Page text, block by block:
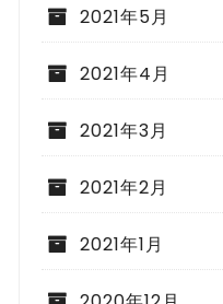
2021年5月
2021年4月
2021年3月
2021年2月
2021年1月